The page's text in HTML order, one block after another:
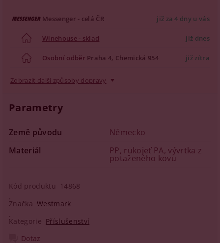
Messenger - celá ČR již za 4 dny u vás
Winehouse - sklad již dnes
Osobní odběr Praha 4, Chemická 954 již zítra
Zobrazit další způsoby dopravy
Parametry
Země původu
Německo
Materiál
PP, rukojeť PA, vývrtka z
potaženého kovu
Kód produktu
14868
Značka Westmark
Kategorie Příslušenství
Dotaz